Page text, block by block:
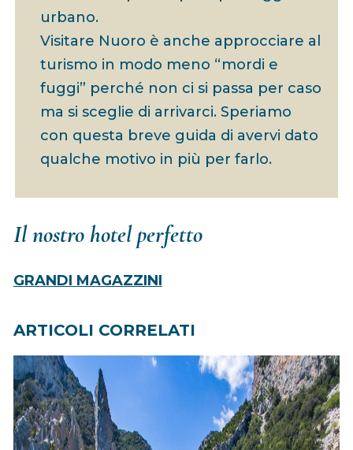
urbano.
Visitare Nuoro è anche approcciare al
turismo in modo meno “mordi e
fuggi” perché non ci si passa per caso
ma si sceglie di arrivarci. Speriamo
con questa breve guida di avervi dato
qualche motivo in più per farlo.
Il nostro hotel perfetto
GRANDI MAGAZZINI
ARTICOLI CORRELATI